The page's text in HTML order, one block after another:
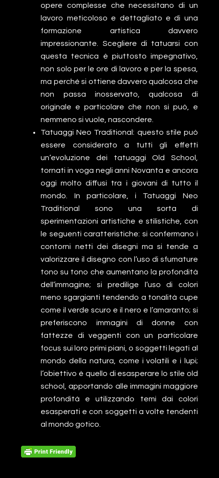
opere complesse che necessitano di un
lavoro meticoloso e dettagliato e di una
formazione artistica davvero
impressionante. Scegliere di tatuarsi con
questa tecnica è piuttosto impegnativo,
non solo per le ore di lavoro e per la spesa,
ma perché si ottiene davvero qualcosa che
non passa inosservato, qualcosa di
originale e particolare che non si può, e
nemmeno si vuole, nascondere.
Tatuaggi Neo Traditional: questo stile può
essere considerato a tutti gli effetti
un’evoluzione dei tatuaggi Old School,
tornati in voga negli anni Novanta e ancora
oggi molto diffusi tra i giovani di tutto il
mondo. In particolare, i Tatuaggi Neo
Traditional sono una sorta di
sperimentazioni artistiche e stilistiche, con
le seguenti caratteristiche: si confermano i
contorni netti dei disegni ma si tende a
valorizzare il disegno con l’uso di sfumature
tono su tono che aumentano la profondità
dell’immagine; si predilige l’uso di colori
meno sgargianti tendendo a tonalità cupe
come il verde scuro e il nero e l’amaranto; si
preferiscono immagini di donne con
fattezze di veggenti con un particolare
focus sui loro primi piani, o soggetti legati al
mondo della natura, come i volatili e i lupi;
l’obiettivo è quello di esasperare lo stile old
school, apportando alle immagini maggiore
profondità e utilizzando temi dai colori
esasperati e con soggetti a volte tendenti
al mondo gotico.